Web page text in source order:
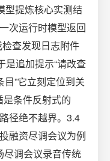
型提炼核心实测结
次运行时模型返回
查发现日志附件
是追加提示“请改查
目”它立刻定位到关
条件反射式的
径绝不越界。3.4
融资尽调会议为例
尽调会议录音传统